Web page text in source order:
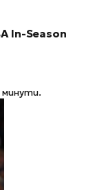
In-Season
минути.